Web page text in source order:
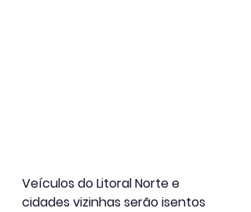
Veículos do Litoral Norte e
cidades vizinhas serão isentos